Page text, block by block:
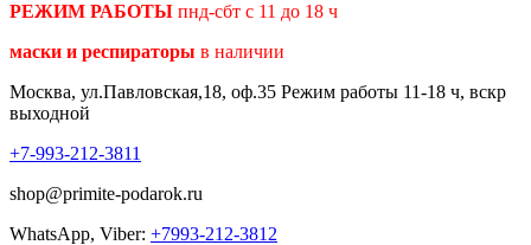
РЕЖИМ РАБОТЫ пнд-сбт с 11 до 18 ч
маски и респираторы в наличии
Москва, ул.Павловская,18, оф.35 Режим работы 11-18 ч, вскр
выходной
+7-993-212-3811
shop@primite-podarok.ru
WhatsApp, Viber: +7993-212-3812